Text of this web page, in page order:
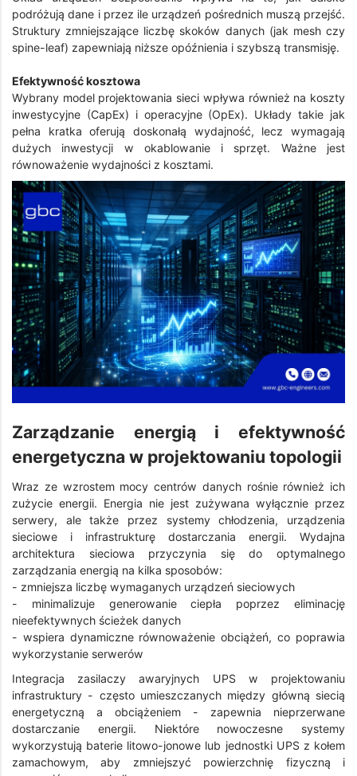
podróżują dane i przez ile urządzeń pośrednich muszą przejść.
Struktury zmniejszające liczbę skoków danych (jak mesh czy
spine-leaf) zapewniają niższe opóźnienia i szybszą transmisję.
Efektywność kosztowa
Wybrany model projektowania sieci wpływa również na koszty
inwestycyjne (CapEx) i operacyjne (OpEx). Układy takie jak
pełna kratka oferują doskonałą wydajność, lecz wymagają
dużych inwestycji w okablowanie i sprzęt. Ważne jest
równoważenie wydajności z kosztami.
Zarządzanie energią i efektywność
energetyczna w projektowaniu topologii
Wraz ze wzrostem mocy centrów danych rośnie również ich
zużycie energii. Energia nie jest zużywana wyłącznie przez
serwery, ale także przez systemy chłodzenia, urządzenia
sieciowe i infrastrukturę dostarczania energii. Wydajna
architektura sieciowa przyczynia się do optymalnego
zarządzania energią na kilka sposobów:
- zmniejsza liczbę wymaganych urządzeń sieciowych
- minimalizuje generowanie ciepła poprzez eliminację
nieefektywnych ścieżek danych
- wspiera dynamiczne równoważenie obciążeń, co poprawia
wykorzystanie serwerów
Integracja zasilaczy awaryjnych UPS w projektowaniu
infrastruktury - często umieszczanych między główną siecią
energetyczną a obciążeniem - zapewnia nieprzerwane
dostarczanie energii. Niektóre nowoczesne systemy
wykorzystują baterie litowo-jonowe lub jednostki UPS z kołem
zamachowym, aby zmniejszyć powierzchnię fizyczną i